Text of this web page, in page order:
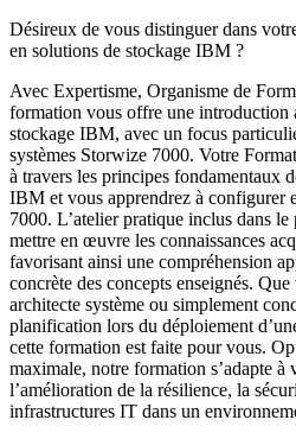
Désireux de vous distinguer dans
en solutions de stockage IBM ?
Avec Expertisme, Organisme de
formation vous offre une introduction
stockage IBM, avec un focus
systèmes Storwize 7000. Votre
à travers les principes fondamentaux
IBM et vous apprendrez à configurer
7000. L’atelier pratique inclus dans
mettre en œuvre les connaissances
favorisant ainsi une compréhension
concrète des concepts enseignés.
architecte système ou simplement
planification lors du déploiement
cette formation est faite pour vous.
maximale, notre formation s’adapte à
l’amélioration de la résilience, la
infrastructures IT dans un